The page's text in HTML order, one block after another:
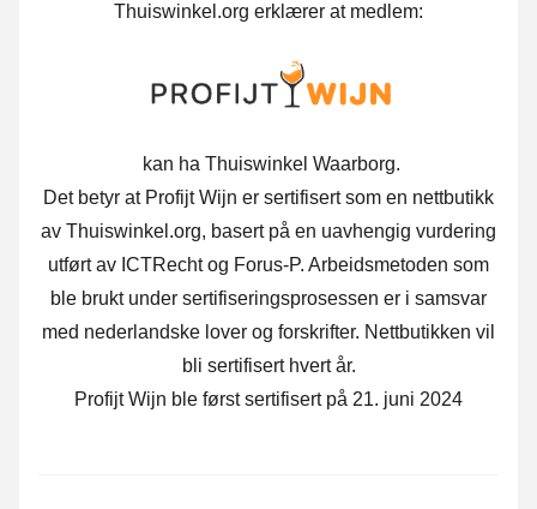
Thuiswinkel.org erklærer at medlem:
kan ha Thuiswinkel Waarborg.
Det betyr at Profijt Wijn er sertifisert som en nettbutikk
av Thuiswinkel.org, basert på en uavhengig vurdering
utført av ICTRecht og Forus-P. Arbeidsmetoden som
ble brukt under sertifiseringsprosessen er i samsvar
med nederlandske lover og forskrifter. Nettbutikken vil
bli sertifisert hvert år.
Profijt Wijn ble først sertifisert på 21. juni 2024